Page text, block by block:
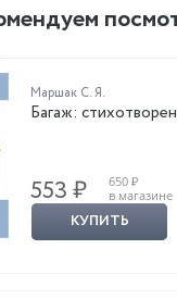
Маршак С. Я.
Багаж:
553 ₽
650 ₽
в магазине
КУПИТЬ